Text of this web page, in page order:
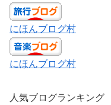
にほんブログ村
にほんブログ村
人気ブログランキング